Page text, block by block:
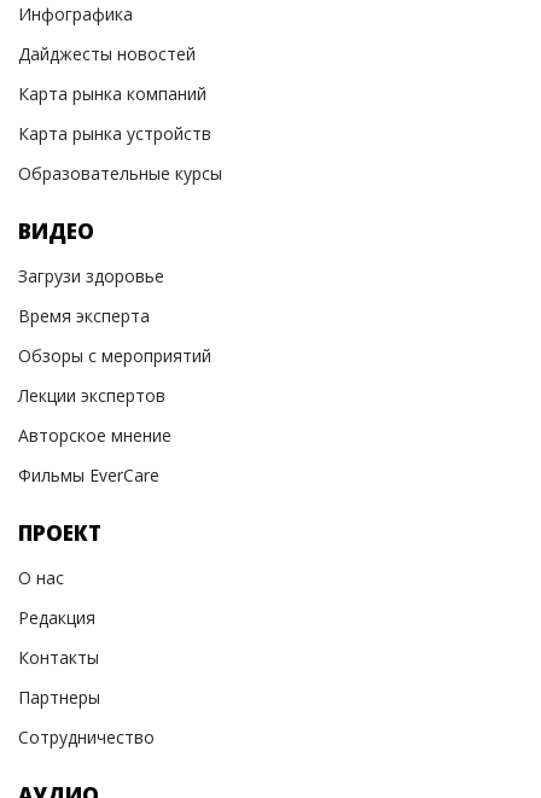
Инфографика
Дайджесты новостей
Карта рынка компаний
Карта рынка устройств
Образовательные курсы
ВИДЕО
Загрузи здоровье
Время эксперта
Обзоры с мероприятий
Лекции экспертов
Авторское мнение
Фильмы EverCare
ПРОЕКТ
О нас
Редакция
Контакты
Партнеры
Сотрудничество